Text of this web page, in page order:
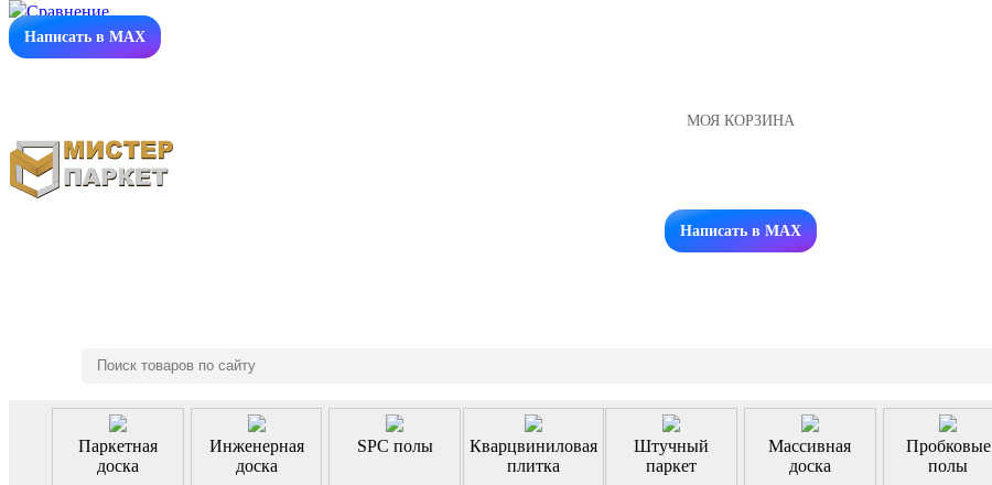
Написать в MAX
МОЯ КОРЗИНА
Заказать звонок
Написать в MAX
Паркетная
доска
Инженерная
доска
SPC полы
Кварцвиниловая
плитка
Штучный
паркет
Массивная
доска
Пробковые
полы